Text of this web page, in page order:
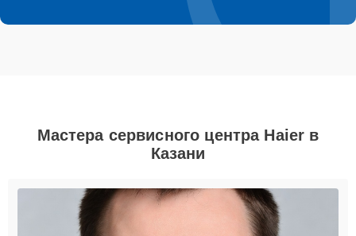
Мастера сервисного центра Haier в
Казани